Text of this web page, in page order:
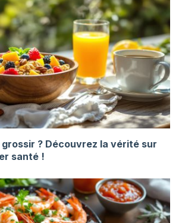
? Découvrez la vérité sur
santé !